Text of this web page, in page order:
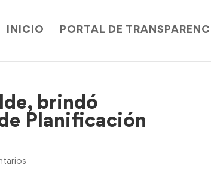
INICIO PORTAL DE
brindó
Planificación